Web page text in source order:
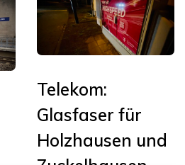
Telekom:
Glasfaser für
Holzhausen und